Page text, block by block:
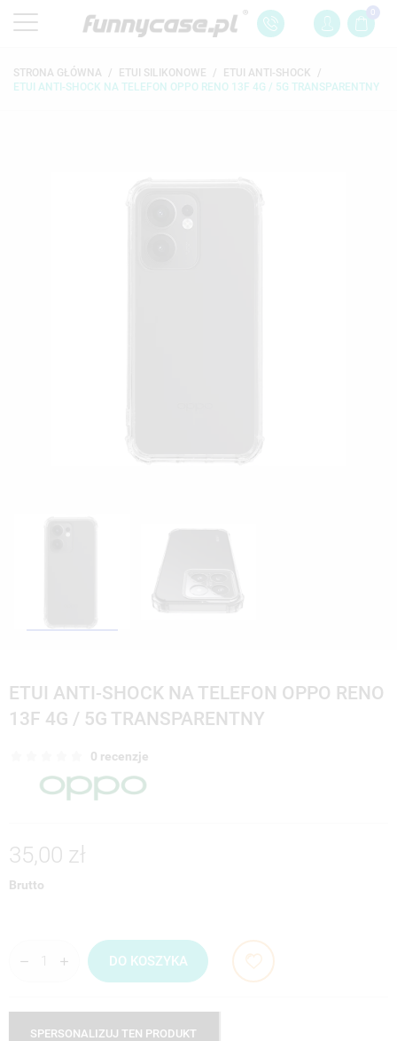
0
STRONA GŁÓWNA ETUI SILIKONOWE
ETUI ANTI-SHOCK
ETUI ANTI-SHOCK NA TELEFON OPPO RENO 13F 4G / 5G TRANSPARENTNY
ETUI ANTI-SHOCK NA TELEFON OPPO RENO
13F 4G / 5G TRANSPARENTNY
0 recenzje
35,00 zł
Brutto
DO KOSZYKA
SPERSONALIZUJ TEN PRODUKT